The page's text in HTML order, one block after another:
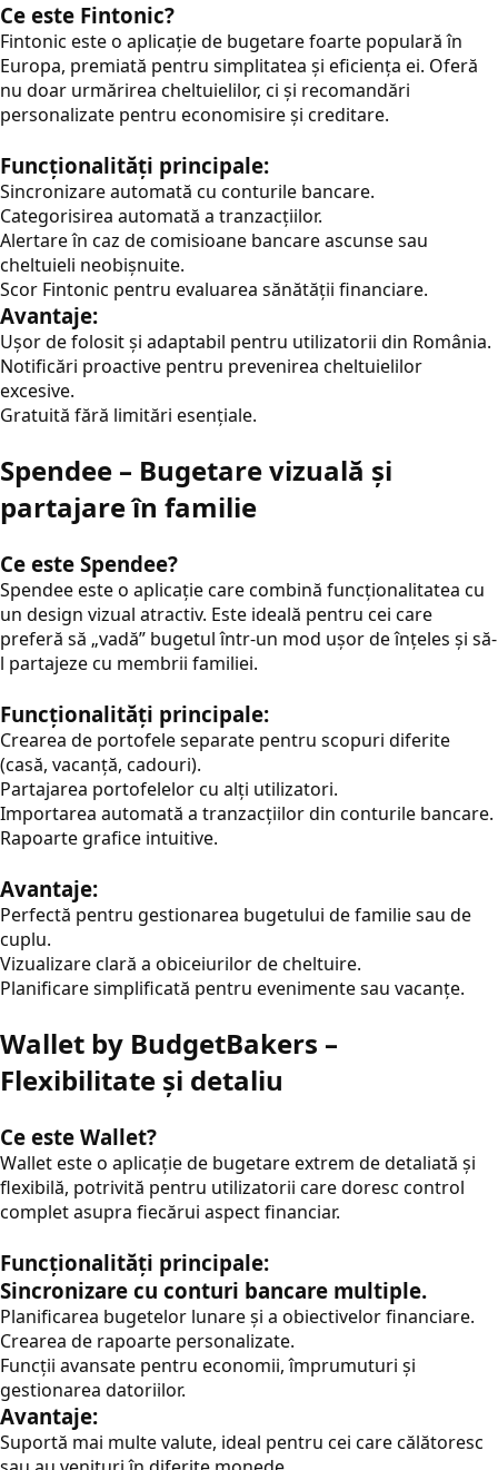
Ce este Fintonic?
Fintonic este o aplicație de bugetare foarte populară în
Europa, premiată pentru simplitatea și eficiența ei. Oferă
nu doar urmărirea cheltuielilor, ci și recomandări
personalizate pentru economisire și creditare.
Funcționalități principale:
Sincronizare automată cu conturile bancare.
Categorisirea automată a tranzacțiilor.
Alertare în caz de comisioane bancare ascunse sau
cheltuieli neobișnuite.
Scor Fintonic pentru evaluarea sănătății financiare.
Avantaje:
Ușor de folosit și adaptabil pentru utilizatorii din România.
Notificări proactive pentru prevenirea cheltuielilor
excesive.
Gratuită fără limitări esențiale.
Spendee – Bugetare vizuală și
partajare în familie
Ce este Spendee?
Spendee este o aplicație care combină funcționalitatea cu
un design vizual atractiv. Este ideală pentru cei care
preferă să „vadă” bugetul într-un mod ușor de înțeles și să-
l partajeze cu membrii familiei.
Funcționalități principale:
Crearea de portofele separate pentru scopuri diferite
(casă, vacanță, cadouri).
Partajarea portofelelor cu alți utilizatori.
Importarea automată a tranzacțiilor din conturile bancare.
Rapoarte grafice intuitive.
Avantaje:
Perfectă pentru gestionarea bugetului de familie sau de
cuplu.
Vizualizare clară a obiceiurilor de cheltuire.
Planificare simplificată pentru evenimente sau vacanțe.
Wallet by BudgetBakers –
Flexibilitate și detaliu
Ce este Wallet?
Wallet este o aplicație de bugetare extrem de detaliată și
flexibilă, potrivită pentru utilizatorii care doresc control
complet asupra fiecărui aspect financiar.
Funcționalități principale:
Sincronizare cu conturi bancare multiple.
Planificarea bugetelor lunare și a obiectivelor financiare.
Crearea de rapoarte personalizate.
Funcții avansate pentru economii, împrumuturi și
gestionarea datoriilor.
Avantaje:
Suportă mai multe valute, ideal pentru cei care călătoresc